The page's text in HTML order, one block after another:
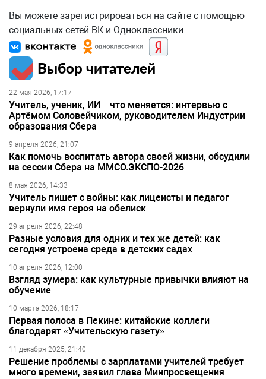
Вы можете зарегистрироваться на сайте с помощью
социальных сетей ВК и Одноклассники
Выбор читателей
22 мая 2026, 17:17
Учитель, ученик, ИИ – что меняется: интервью с
Артёмом Соловейчиком, руководителем Индустрии
образования Сбера
9 апреля 2026, 21:07
Как помочь воспитать автора своей жизни, обсудили
на сессии Сбера на ММСО.ЭКСПО-2026
8 мая 2026, 14:33
Учитель пишет с войны: как лицеисты и педагог
вернули имя героя на обелиск
29 апреля 2026, 22:48
Разные условия для одних и тех же детей: как
сегодня устроена среда в детских садах
10 апреля 2026, 12:00
Взгляд зумера: как культурные привычки влияют на
обучение
10 марта 2026, 18:17
Первая полоса в Пекине: китайские коллеги
благодарят «Учительскую газету»
11 декабря 2025, 21:40
Решение проблемы с зарплатами учителей требует
много времени, заявил глава Минпросвещения